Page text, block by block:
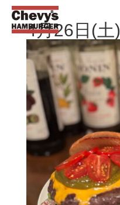
4月26日(土)